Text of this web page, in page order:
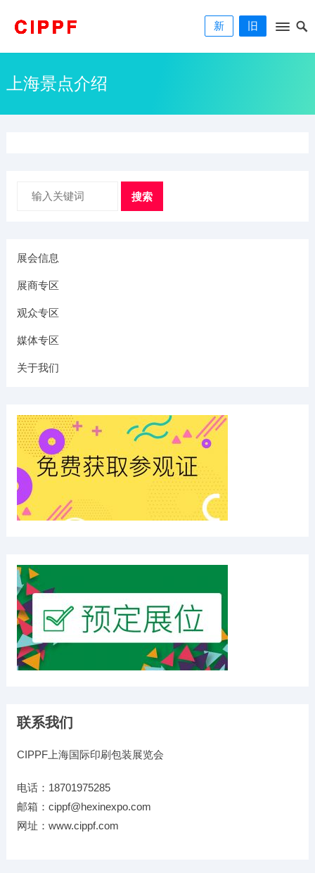
新 旧
上海景点介绍
搜索
展会信息
展商专区
观众专区
媒体专区
关于我们
联系我们
CIPPF上海国际印刷包装展览会
电话：18701975285
邮箱：cippf@hexinexpo.com
网址：www.cippf.com